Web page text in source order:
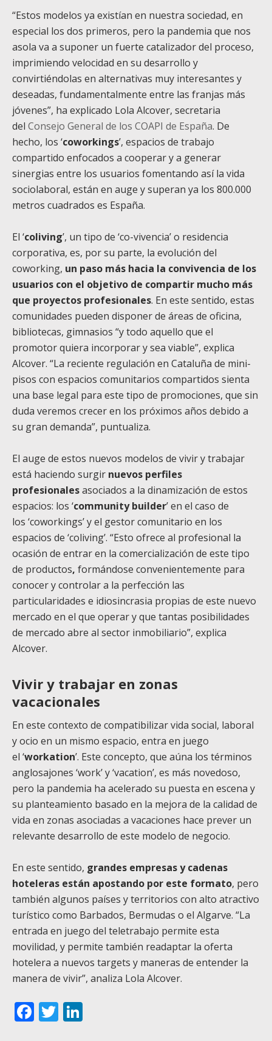
“Estos modelos ya existían en nuestra sociedad, en
especial los dos primeros, pero la pandemia que nos
asola va a suponer un fuerte catalizador del proceso,
imprimiendo velocidad en su desarrollo y
convirtiéndolas en alternativas muy interesantes y
deseadas, fundamentalmente entre las franjas más
jóvenes”, ha explicado Lola Alcover, secretaria
del Consejo General de los COAPI de España. De
hecho, los ‘coworkings’, espacios de trabajo
compartido enfocados a cooperar y a generar
sinergias entre los usuarios fomentando así la vida
sociolaboral, están en auge y superan ya los 800.000
metros cuadrados es España.
El ‘coliving’, un tipo de ‘co-vivencia’ o residencia
corporativa, es, por su parte, la evolución del
coworking, un paso más hacia la convivencia de los
usuarios con el objetivo de compartir mucho más
que proyectos profesionales. En este sentido, estas
comunidades pueden disponer de áreas de oficina,
bibliotecas, gimnasios “y todo aquello que el
promotor quiera incorporar y sea viable”, explica
Alcover. “La reciente regulación en Cataluña de mini-
pisos con espacios comunitarios compartidos sienta
una base legal para este tipo de promociones, que sin
duda veremos crecer en los próximos años debido a
su gran demanda”, puntualiza.
El auge de estos nuevos modelos de vivir y trabajar
está haciendo surgir nuevos perfiles
profesionalesasociados a la dinamización de estos
espacios: los ‘community builder’ en el caso de
los ‘coworkings’ y el gestor comunitario en los
espacios de ‘coliving’. “Esto ofrece al profesional la
ocasión de entrar en la comercialización de este tipo
de productos, formándose convenientemente para
conocer y controlar a la perfección las
particularidades e idiosincrasia propias de este nuevo
mercado en el que operar y que tantas posibilidades
de mercado abre al sector inmobiliario”, explica
Alcover.
Vivir y trabajar en zonas
vacacionales
En este contexto de compatibilizar vida social, laboral
y ocio en un mismo espacio, entra en juego
el ‘workation’. Este concepto, que aúna los términos
anglosajones ‘work’ y ‘vacation’, es más novedoso,
pero la pandemia ha acelerado su puesta en escena y
su planteamiento basado en la mejora de la calidad de
vida en zonas asociadas a vacaciones hace prever un
relevante desarrollo de este modelo de negocio.
En este sentido, grandes empresas y cadenas
hoteleras están apostando por este formato, pero
también algunos países y territorios con alto atractivo
turístico como Barbados, Bermudas o el Algarve. “La
entrada en juego del teletrabajo permite esta
movilidad, y permite también readaptar la oferta
hotelera a nuevos targets y maneras de entender la
manera de vivir”, analiza Lola Alcover.
Facebook
Twitter